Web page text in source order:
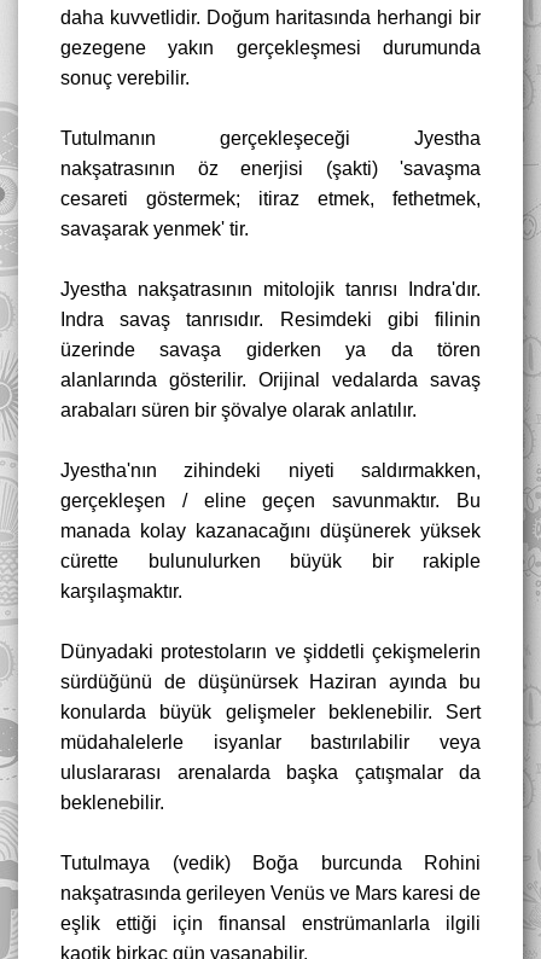
daha kuvvetlidir. Doğum haritasında herhangi bir
gezegene yakın gerçekleşmesi durumunda
sonuç verebilir.
Tutulmanın gerçekleşeceği Jyestha
nakşatrasının öz enerjisi (şakti) 'savaşma
cesareti göstermek; itiraz etmek, fethetmek,
savaşarak yenmek' tir.
Jyestha nakşatrasının mitolojik tanrısı Indra'dır.
Indra savaş tanrısıdır. Resimdeki gibi filinin
üzerinde savaşa giderken ya da tören
alanlarında gösterilir. Orijinal vedalarda savaş
arabaları süren bir şövalye olarak anlatılır.
Jyestha'nın zihindeki niyeti saldırmakken,
gerçekleşen / eline geçen savunmaktır. Bu
manada kolay kazanacağını düşünerek yüksek
cürette bulunulurken büyük bir rakiple
karşılaşmaktır.
Dünyadaki protestoların ve şiddetli çekişmelerin
sürdüğünü de düşünürsek Haziran ayında bu
konularda büyük gelişmeler beklenebilir. Sert
müdahalelerle isyanlar bastırılabilir veya
uluslararası arenalarda başka çatışmalar da
beklenebilir.
Tutulmaya (vedik) Boğa burcunda Rohini
nakşatrasında gerileyen Venüs ve Mars karesi de
eşlik ettiği için finansal enstrümanlarla ilgili
kaotik birkaç gün yaşanabilir.